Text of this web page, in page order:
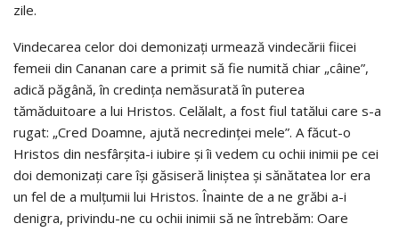
zile.
Vindecarea celor doi demonizaţi urmează vindecării fiicei
femeii din Cananan care a primit să fie numită chiar „câine”,
adică păgână, în credinţa nemăsurată în puterea
tămăduitoare a lui Hristos. Celălalt, a fost fiul tatălui care s-a
rugat: „Cred Doamne, ajută necredinţei mele”. A făcut-o
Hristos din nesfârşita-i iubire şi îi vedem cu ochii inimii pe cei
doi demonizaţi care îşi găsiseră liniştea şi sănătatea lor era
un fel de a mulţumii lui Hristos. Înainte de a ne grăbi a-i
denigra, privindu-ne cu ochii inimii să ne întrebăm: Oare